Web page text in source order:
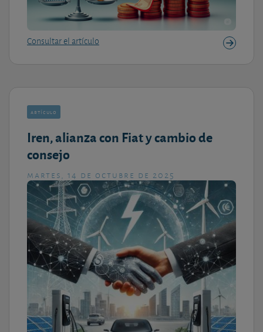
Consultar el artículo
artículo
Iren, alianza con Fiat y cambio de
consejo
martes, 14 de octubre de 2025